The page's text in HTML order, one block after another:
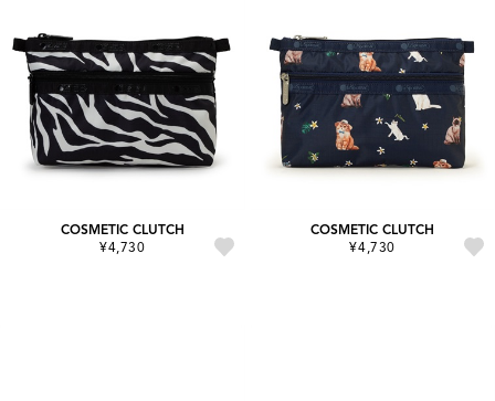
COSMETIC CLUTCH
¥4,730
COSMETIC CLUTCH
¥4,730